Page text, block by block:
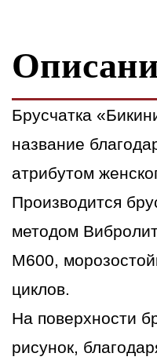
(nature)
Брусчатка
название
атрибутом
Производится
методом
М600,
циклов.
На поверхности
рисунок,